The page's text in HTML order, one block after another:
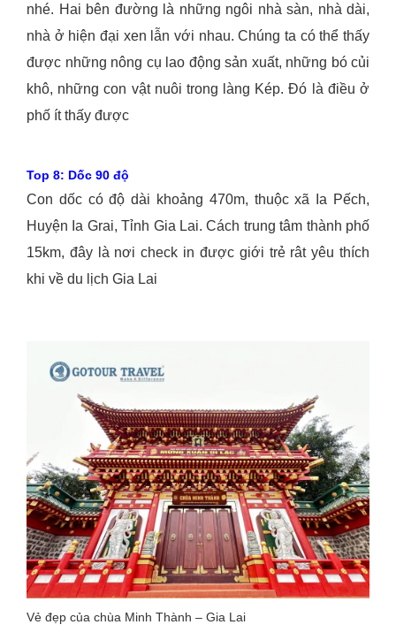
nhé. Hai bên đường là những ngôi nhà sàn, nhà dài,
nhà ở hiện đại xen lẫn với nhau. Chúng ta có thể thấy
được những nông cụ lao động sản xuất, những bó củi
khô, những con vật nuôi trong làng Kép. Đó là điều ở
phố ít thấy được
Top 8: Dốc 90 độ
Con dốc có độ dài khoảng 470m, thuộc xã Ia Pếch,
Huyện Ia Grai, Tỉnh Gia Lai. Cách trung tâm thành phố
15km, đây là nơi check in được giới trẻ rât yêu thích
khi về du lịch Gia Lai
Vẻ đẹp của chùa Minh Thành – Gia Lai